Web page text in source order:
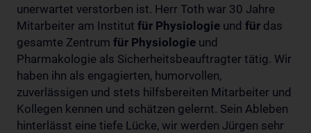
unerwartet verstorben ist. Herr Toth war 30 Jahre
Mitarbeiter am Institut für Physiologie und für das
gesamte Zentrum für Physiologie und
Pharmakologie als Sicherheitsbeauftragter tätig. Wir
haben ihn als engagierten, humorvollen,
zuverlässigen und stets hilfsbereiten Mitarbeiter und
Kollegen kennen und schätzen gelernt. Sein Ableben
hinterlässt eine tiefe Lücke, wir werden Jürgen sehr